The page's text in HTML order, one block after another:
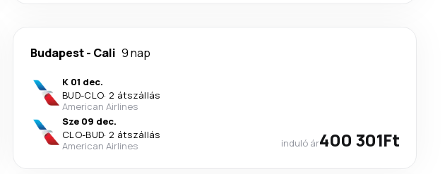
Budapest- Cali 9 nap
K 01 dec.
BUD-CLO· 2 átszállás
American Airlines
Sze 09 dec.
CLO-BUD· 2 átszállás
American Airlines
induló ár400 301Ft